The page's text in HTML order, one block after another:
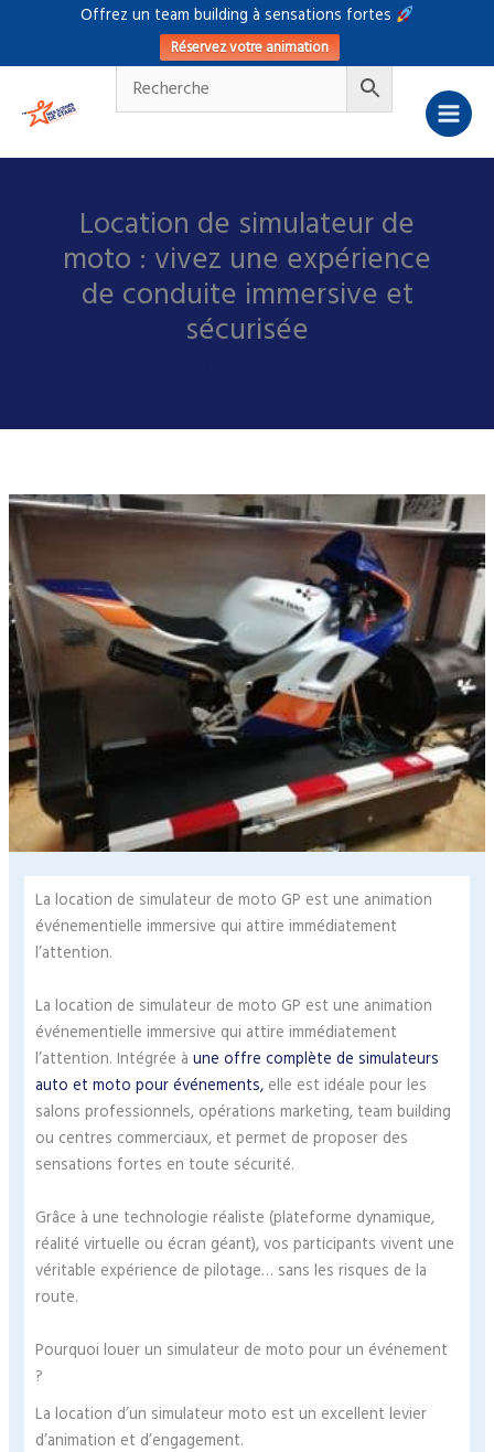
Offrez un team building à sensations fortes
Réservez votre animation
contenu
Location de simulateur de
moto : vivez une expérience
de conduite immersive et
sécurisée
La location de simulateur de moto GP est une animation
événementielle immersive qui attire immédiatement
l’attention.
La location de simulateur de moto GP est une animation
événementielle immersive qui attire immédiatement
l’attention. Intégrée àune offre complète de simulateurs
auto et moto pour événements, elle est idéale pour les
salons professionnels, opérations marketing, team building
ou centres commerciaux, et permet de proposer des
sensations fortes en toute sécurité.
Grâce à une technologie réaliste (plateforme dynamique,
réalité virtuelle ou écran géant), vos participants vivent une
véritable expérience de pilotage… sans les risques de la
route.
Pourquoi louer un simulateur de moto pour un événement
?
La location d’un simulateur moto est un excellent levier
d’animation et d’engagement.